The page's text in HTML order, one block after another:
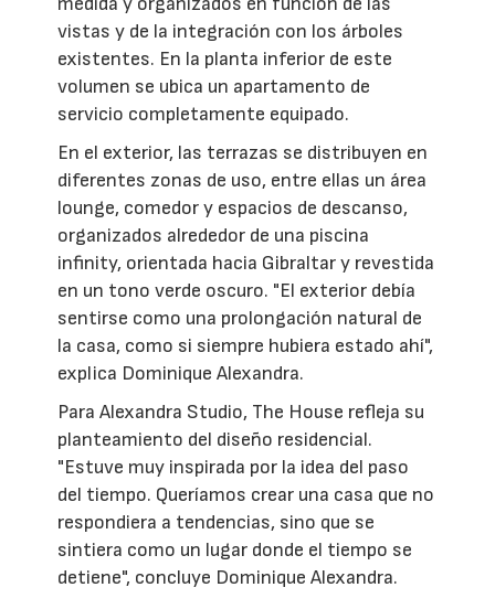
vistas y de la integración con los árboles
existentes. En la planta inferior de este
volumen se ubica un apartamento de
servicio completamente equipado.
En el exterior, las terrazas se distribuyen en
diferentes zonas de uso, entre ellas un área
lounge, comedor y espacios de descanso,
organizados alrededor de una piscina
infinity, orientada hacia Gibraltar y revestida
en un tono verde oscuro. "El exterior debía
sentirse como una prolongación natural de
la casa, como si siempre hubiera estado ahí",
explica Dominique Alexandra.
Para Alexandra Studio, The House refleja su
planteamiento del diseño residencial.
"Estuve muy inspirada por la idea del paso
del tiempo. Queríamos crear una casa que no
respondiera a tendencias, sino que se
sintiera como un lugar donde el tiempo se
detiene", concluye Dominique Alexandra.